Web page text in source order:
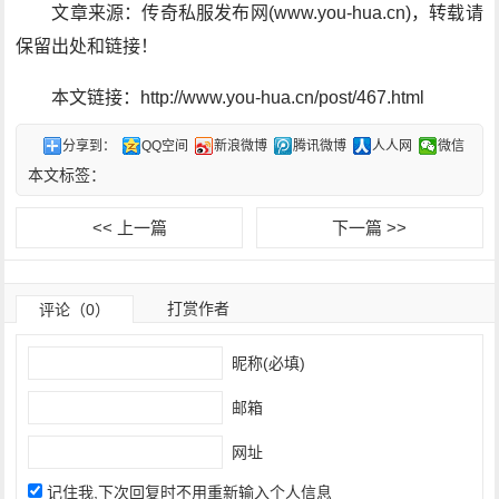
文章来源：传奇私服发布网(www.you-hua.cn)，转载请
保留出处和链接！
本文链接：http://www.you-hua.cn/post/467.html
分享到： QQ空间 新浪微博 腾讯微博 人人网 微信
本文标签：
<< 上一篇 下一篇 >>
评论（0） 打赏作者
昵称(必填)
邮箱
网址
记住我,下次回复时不用重新输入个人信息